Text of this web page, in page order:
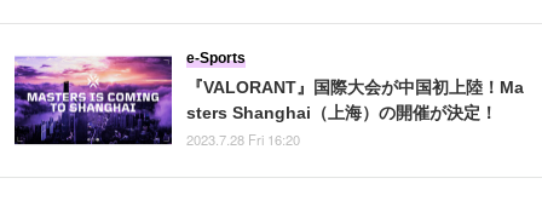
『VALORANT』国際大会が中国初上陸！Ma
sters Shanghai（上海）の開催が決定！
e-Sports
2023.7.28 Fri 16:20